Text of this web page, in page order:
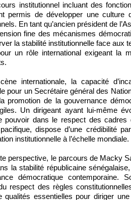
institutionnel incluant des
permis de développer une culture
En tant qu’ancien président de
fine des mécanismes
la stabilité institutionnelle face aux
un rôle international exigeant la
internationale, la capacité
pour un Secrétaire général des
promotion de la gouvernance
Un dirigeant ayant lui-même
pouvoir dans le respect des cadres
dispose d’une crédibilité
institutionnelle à l’échelle mondiale.
perspective, le parcours de Macky
la stabilité républicaine
démocratique contemporaine.
respect des règles
qualités essentielles pour diriger